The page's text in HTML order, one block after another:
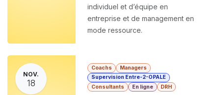
individuel et d’équipe en
entreprise et de management en
mode ressource.
NOV.
18
Coachs
Managers
Supervision Entre-2-OPALE
Consultants
En ligne DRH